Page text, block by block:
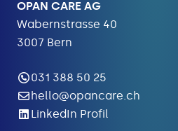
OPAN CARE AG
Wabernstrasse 40
3007 Bern
031 388 50 25
hello@opancare.ch
LinkedIn Profil